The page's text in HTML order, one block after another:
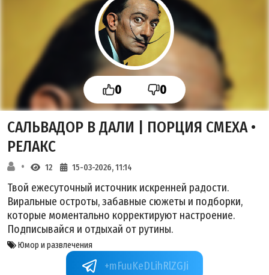
0 0
САЛЬВАДОР В ДАЛИ | ПОРЦИЯ СМЕХА •
РЕЛАКС
12 15-03-2026, 11:14
Твой ежесуточный источник искренней радости.
Виральные остроты, забавные сюжеты и подборки,
которые моментально корректируют настроение.
Подписывайся и отдыхай от рутины.
Юмор и развлечения
+mFuuKeDLihRlZGJi